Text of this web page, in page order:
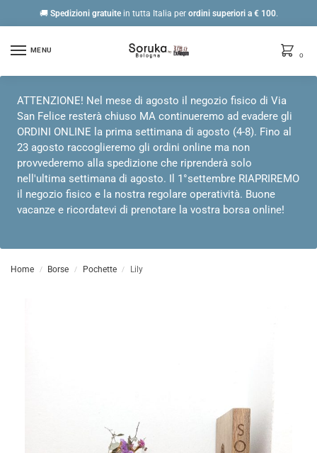
🚚 Spedizioni gratuitein tutta Italia per ordini superiori a € 100.
MENU
0
ATTENZIONE! Nel mese di agosto il negozio fisico di Via
San Felice resterà chiuso MA continueremo ad evadere gli
ORDINI ONLINE la prima settimana di agosto (4-8). Fino al
23 agosto raccoglieremo gli ordini online ma non
provvederemo alla spedizione che riprenderà solo
nell'ultima settimana di agosto. Il 1°settembre RIAPRIREMO
il negozio fisico e la nostra regolare operatività. Buone
vacanze e ricordatevi di prenotare la vostra borsa online!
Home / Borse / Pochette / Lily